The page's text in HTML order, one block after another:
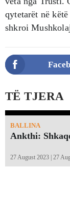
qytetarët në
shkroi
TË TJERA
BALLINA
Ankthi:
27 August 2023 | 27